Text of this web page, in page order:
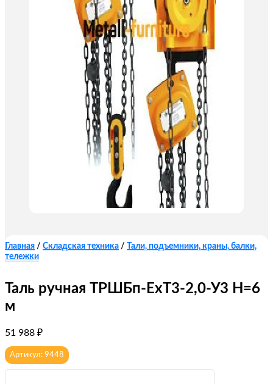
Главная / Складская техника /
Тали, подъемники, краны, балки,
тележки
Таль ручная ТРШБп-ЕхТ3-2,0-У3 Н=6
м
51 988 ₽
Артикул: 9448